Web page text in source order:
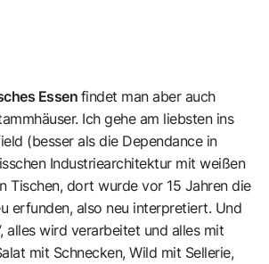
Essen findet man aber auch
Ich gehe am liebsten ins
(besser als die Dependance in
Industriearchitektur mit weißen
Tischen, dort wurde vor 15 Jahren die
erfunden, also neu interpretiert. Und
alles wird verarbeitet und alles mit
mit Schnecken, Wild mit Sellerie,